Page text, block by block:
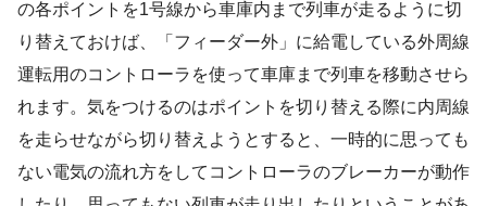
の各ポイントを1号線から車庫内まで列車が走るように切
り替えておけば、「フィーダー外」に給電している外周線
運転用のコントローラを使って車庫まで列車を移動させら
れます。気をつけるのはポイントを切り替える際に内周線
を走らせながら切り替えようとすると、一時的に思っても
ない電気の流れ方をしてコントローラのブレーカーが動作